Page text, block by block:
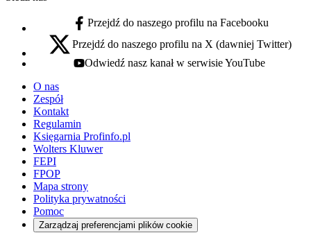
facebook - otwiera się w nowej karcie
Przejdź do naszego profilu na Facebooku
x - otwiera się w nowej karcie
Przejdź do naszego profilu na X (dawniej Twitter)
youtube - otwiera się w nowej karcie
Odwiedź nasz kanał w serwisie YouTube
O nas
Zespół
Kontakt
Regulamin
Księgarnia Profinfo.pl
Wolters Kluwer
FEPI
FPOP
Mapa strony
Polityka prywatności
Pomoc
Zarządzaj preferencjami plików cookie